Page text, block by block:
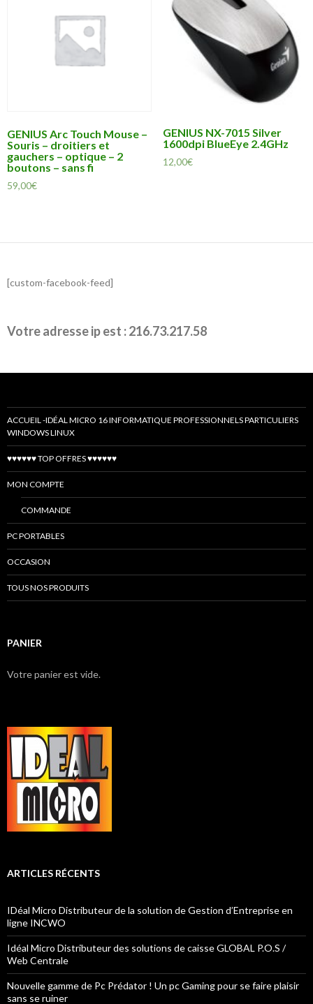
GENIUS Arc Touch Mouse –
Souris – droitiers et
gauchers – optique – 2
boutons – sans fi
59,00€
GENIUS NX-7015 Silver
1600dpi BlueEye 2.4GHz
12,00€
[custom-facebook-feed]
Votre adresse ip est : 216.73.217.58
ACCUEIL -IDÉAL MICRO 16 INFORMATIQUE PROFESSIONNELS PARTICULIERS
WINDOWS LINUX
♥♥♥♥♥♥ TOP OFFRES ♥♥♥♥♥♥
MON COMPTE
COMMANDE
PC PORTABLES
OCCASION
TOUS NOS PRODUITS
PANIER
Votre panier est vide.
ARTICLES RÉCENTS
IDéal Micro Distributeur de la solution de Gestion d’Entreprise en
ligne INCWO
Idéal Micro Distributeur des solutions de caisse GLOBAL P.O.S /
Web Centrale
Nouvelle gamme de Pc Prédator ! Un pc Gaming pour se faire plaisir
sans se ruiner